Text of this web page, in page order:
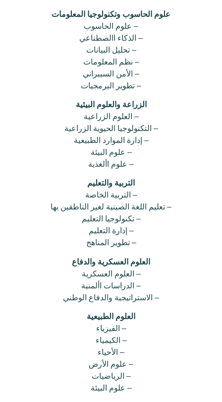
علوم الحاسوب وتكنولوجيا المعلومات
– علوم الحاسوب
– الذكاء االصطناعي
– تحليل البيانات
– نظم المعلومات
– الأمن السيبراني
– تطوير البرمجيات
الزراعة والعلوم البيئية
– العلوم الزراعية
– التكنولوجيا الحيوية الزراعية
– إدارة الموارد الطبيعية
– علوم البيئة
– علوم األغذية
التربية والتعليم
– التربية الخاصة
– تعليم اللغة الصينية لغير الناطقين بها
– تكنولوجيا التعليم
– إدارة التعليم
– تطوير المناهج
العلوم العسكرية والدفاع
– العلوم العسكرية
– الدراسات األمنية
– الاستراتيجية والدفاع الوطني
العلوم الطبيعية
– الفيزياء
– الكيمياء
– الأحياء
– علوم الأرض
– الرياضيات
– علوم البيئة